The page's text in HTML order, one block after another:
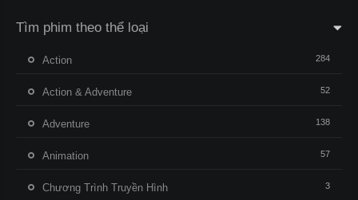
Tìm phim theo thể loại
Action 284
Action & Adventure 52
Adventure 138
Animation 57
Chương Trình Truyền Hình 3